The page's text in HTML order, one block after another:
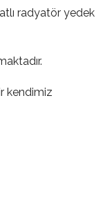
radyatör yedek
kendimiz